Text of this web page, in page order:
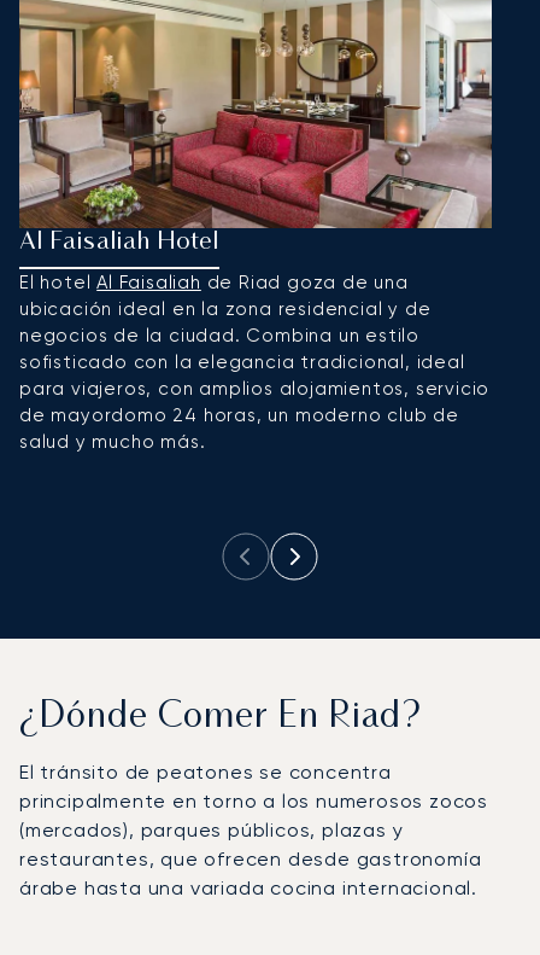
Al Faisaliah Hotel
El hotelAl Faisaliah de Riad goza de una
ubicación ideal en la zona residencial y de
negocios de la ciudad. Combina un estilo
sofisticado con la elegancia tradicional, ideal
para viajeros, con amplios alojamientos, servicio
de mayordomo 24 horas, un moderno club de
salud y mucho más.
¿Dónde Comer En Riad?
El tránsito de peatones se concentra
principalmente en torno a los numerosos zocos
(mercados), parques públicos, plazas y
restaurantes, que ofrecen desde gastronomía
árabe hasta una variada cocina internacional.